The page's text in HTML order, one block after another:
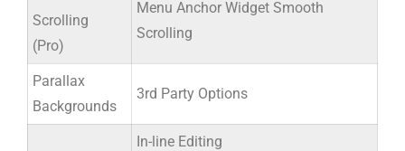
Scrolling
(Pro)
Menu Anchor Widget Smooth
Scrolling
Parallax
Backgrounds
3rd Party Options
In-line Editing